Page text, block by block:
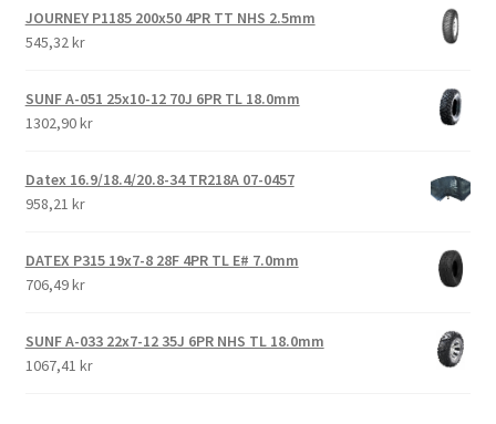
JOURNEY P1185 200x50 4PR TT NHS 2.5mm
545,32 kr
SUNF A-051 25x10-12 70J 6PR TL 18.0mm
1302,90 kr
Datex 16.9/18.4/20.8-34 TR218A 07-0457
958,21 kr
DATEX P315 19x7-8 28F 4PR TL E# 7.0mm
706,49 kr
SUNF A-033 22x7-12 35J 6PR NHS TL 18.0mm
1067,41 kr